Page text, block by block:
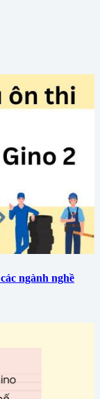
ngành nghề